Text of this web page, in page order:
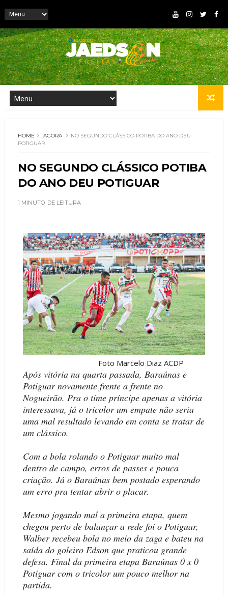
HOME AGORA
NO SEGUNDO CLÁSSICO POTIBA DO ANO DEU
POTIGUAR
NO SEGUNDO CLÁSSICO POTIBA
DO ANO DEU POTIGUAR
1 MINUTO DE LEITURA
Foto Marcelo Diaz ACDP
Após vitória na quarta passada, Baraúnas e
Potiguar novamente frente a frente no
Nogueirão. Pra o time príncipe apenas a vitória
interessava, já o tricolor um empate não seria
uma mal resultado levando em conta se tratar de
um clássico.
Com a bola rolando o Potiguar muito mal
dentro de campo, erros de passes e pouca
criação. Já o Baraúnas bem postado esperando
um erro pra tentar abrir o placar.
Mesmo jogando mal a primeira etapa, quem
chegou perto de balançar a rede foi o Potiguar,
Walber recebeu bola no meio da zaga e bateu na
saída do goleiro Edson que praticou grande
defesa. Final da primeira etapa Baraúnas 0 x 0
Potiguar com o tricolor um pouco melhor na
partida.